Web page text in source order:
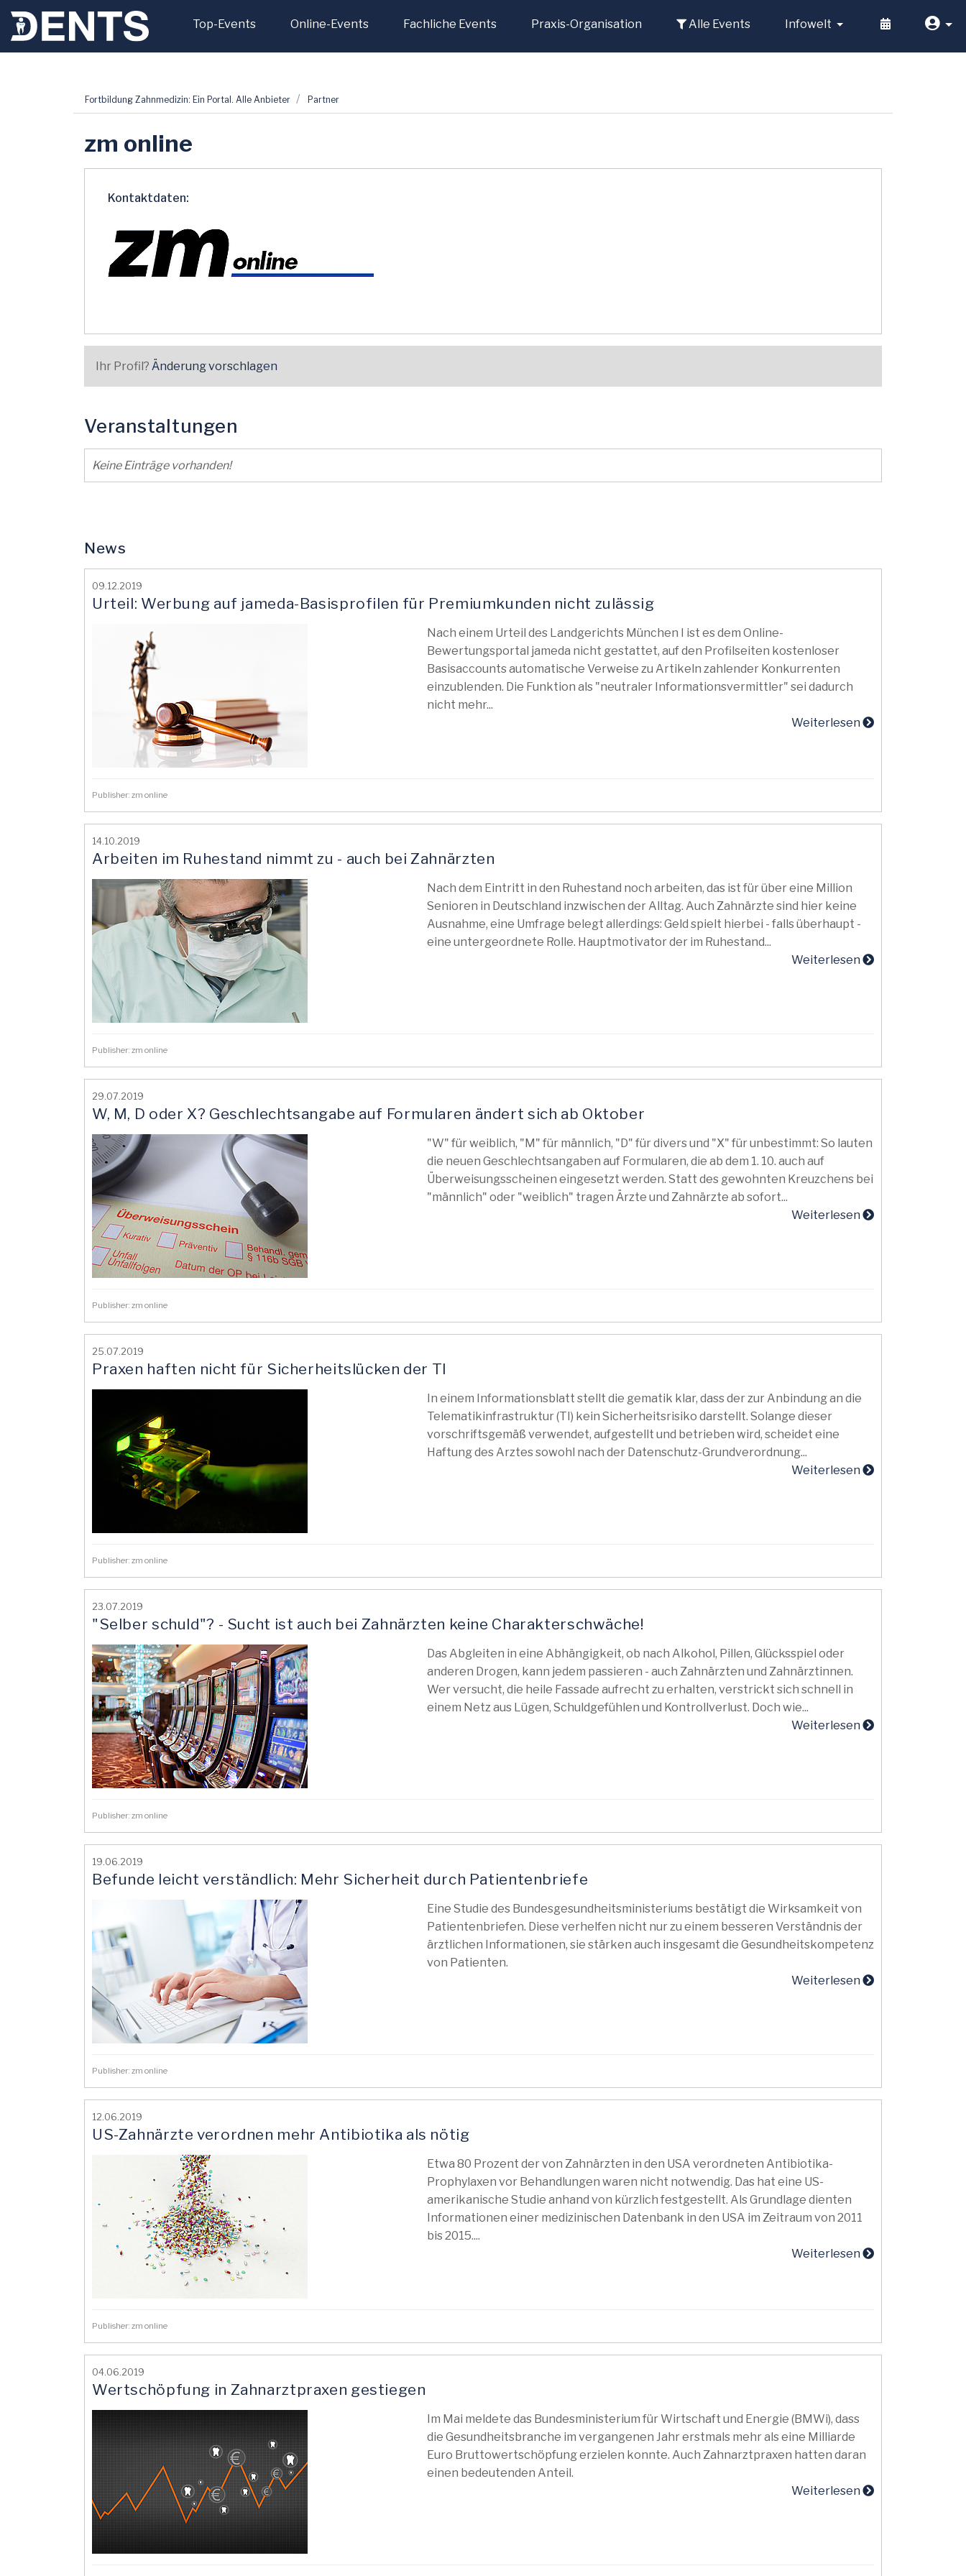
Top-Events Online-Events Fachliche Events Praxis-Organisation Alle Events Infowelt
Fortbildung Zahnmedizin: Ein Portal. Alle Anbieter Partner
zm online
Kontaktdaten:
Ihr Profil? Änderung vorschlagen
Veranstaltungen
Keine Einträge vorhanden!
News
09.12.2019
Urteil: Werbung auf jameda-Basisprofilen für Premiumkunden nicht zulässig
Nach einem Urteil des Landgerichts München I ist es dem Online-
Bewertungsportal jameda nicht gestattet, auf den Profilseiten kostenloser
Basisaccounts automatische Verweise zu Artikeln zahlender Konkurrenten
einzublenden. Die Funktion als "neutraler Informationsvermittler" sei dadurch
nicht mehr...
Weiterlesen
Publisher: zm online
14.10.2019
Arbeiten im Ruhestand nimmt zu - auch bei Zahnärzten
Nach dem Eintritt in den Ruhestand noch arbeiten, das ist für über eine Million
Senioren in Deutschland inzwischen der Alltag. Auch Zahnärzte sind hier keine
Ausnahme, eine Umfrage belegt allerdings: Geld spielt hierbei - falls überhaupt -
eine untergeordnete Rolle. Hauptmotivator der im Ruhestand...
Weiterlesen
Publisher: zm online
29.07.2019
W, M, D oder X? Geschlechtsangabe auf Formularen ändert sich ab Oktober
"W" für weiblich, "M" für männlich, "D" für divers und "X" für unbestimmt: So lauten
die neuen Geschlechtsangaben auf Formularen, die ab dem 1. 10. auch auf
Überweisungsscheinen eingesetzt werden. Statt des gewohnten Kreuzchens bei
"männlich" oder "weiblich" tragen Ärzte und Zahnärzte ab sofort...
Weiterlesen
Publisher: zm online
25.07.2019
Praxen haften nicht für Sicherheitslücken der TI
In einem Informationsblatt stellt die gematik klar, dass der zur Anbindung an die
Telematikinfrastruktur (TI) kein Sicherheitsrisiko darstellt. Solange dieser
vorschriftsgemäß verwendet, aufgestellt und betrieben wird, scheidet eine
Haftung des Arztes sowohl nach der Datenschutz-Grundverordnung...
Weiterlesen
Publisher: zm online
23.07.2019
"Selber schuld"? - Sucht ist auch bei Zahnärzten keine Charakterschwäche!
Das Abgleiten in eine Abhängigkeit, ob nach Alkohol, Pillen, Glücksspiel oder
anderen Drogen, kann jedem passieren - auch Zahnärzten und Zahnärztinnen.
Wer versucht, die heile Fassade aufrecht zu erhalten, verstrickt sich schnell in
einem Netz aus Lügen, Schuldgefühlen und Kontrollverlust. Doch wie...
Weiterlesen
Publisher: zm online
19.06.2019
Befunde leicht verständlich: Mehr Sicherheit durch Patientenbriefe
Eine Studie des Bundesgesundheitsministeriums bestätigt die Wirksamkeit von
Patientenbriefen. Diese verhelfen nicht nur zu einem besseren Verständnis der
ärztlichen Informationen, sie stärken auch insgesamt die Gesundheitskompetenz
von Patienten.
Weiterlesen
Publisher: zm online
12.06.2019
US-Zahnärzte verordnen mehr Antibiotika als nötig
Etwa 80 Prozent der von Zahnärzten in den USA verordneten Antibiotika-
Prophylaxen vor Behandlungen waren nicht notwendig. Das hat eine US-
amerikanische Studie anhand von kürzlich festgestellt. Als Grundlage dienten
Informationen einer medizinischen Datenbank in den USA im Zeitraum von 2011
bis 2015....
Weiterlesen
Publisher: zm online
04.06.2019
Wertschöpfung in Zahnarztpraxen gestiegen
Im Mai meldete das Bundesministerium für Wirtschaft und Energie (BMWi), dass
die Gesundheitsbranche im vergangenen Jahr erstmals mehr als eine Milliarde
Euro Bruttowertschöpfung erzielen konnte. Auch Zahnarztpraxen hatten daran
einen bedeutenden Anteil.
Weiterlesen